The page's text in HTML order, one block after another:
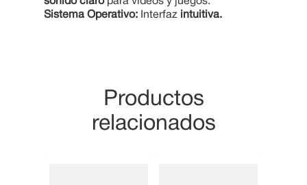
Sistema Operativo: Interfaz intuitiva.
Productos
relacionados